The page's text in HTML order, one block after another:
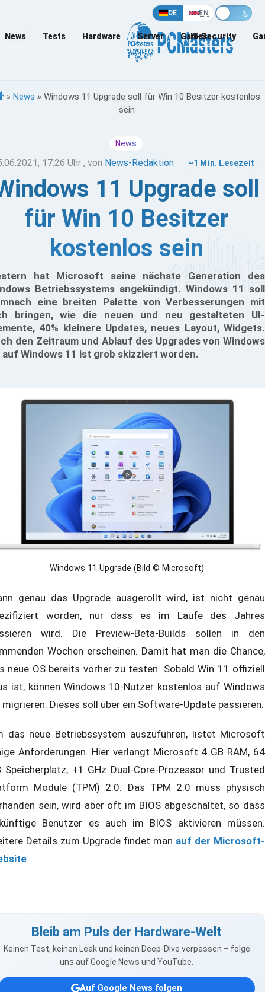
DE EN
News Tests Hardware Server Games
IT-Security
» News » Windows 11 Upgrade soll für Win 10 Besitzer kostenlos
sein
News
17:26 Uhr , von News-Redaktion ~1 Min. Lesezeit
11 Upgrade soll
für Win 10 Besitzer
kostenlos sein
hat Microsoft seine nächste Generation des
Betriebssystems angekündigt. Windows 11 soll
eine breiten Palette von Verbesserungen mit
bringen, wie die neuen und neu gestalteten UI-
40% kleinere Updates, neues Layout, Widgets.
den Zeitraum und Ablauf des Upgrades von Windows
auf Windows 11 ist grob skizziert worden.
Windows 11 Upgrade (Bild © Microsoft)
genau das Upgrade ausgerollt wird, ist nicht genau
worden, nur dass es im Laufe des Jahres
wird. Die Preview-Beta-Builds sollen in den
Wochen erscheinen. Damit hat man die Chance,
neue OS bereits vorher zu testen. Sobald Win 11 offiziell
ist, können Windows 10-Nutzer kostenlos auf Windows
Dieses soll über ein Software-Update passieren.
das neue Betriebssystem auszuführen, listet Microsoft
Anforderungen. Hier verlangt Microsoft 4 GB RAM, 64
Speicherplatz, +1 GHz Dual-Core-Prozessor und Trusted
Module (TPM) 2.0. Das TPM 2.0 muss physisch
sein, wird aber oft im BIOS abgeschaltet, so dass
Benutzer es auch im BIOS aktivieren müssen.
Details zum Upgrade findet man auf der Microsoft-
.
Bleib am Puls der Hardware-Welt
Keinen Test, keinen Leak und keinen Deep-Dive verpassen – folge
uns auf Google News und YouTube.
Auf Google News folgen